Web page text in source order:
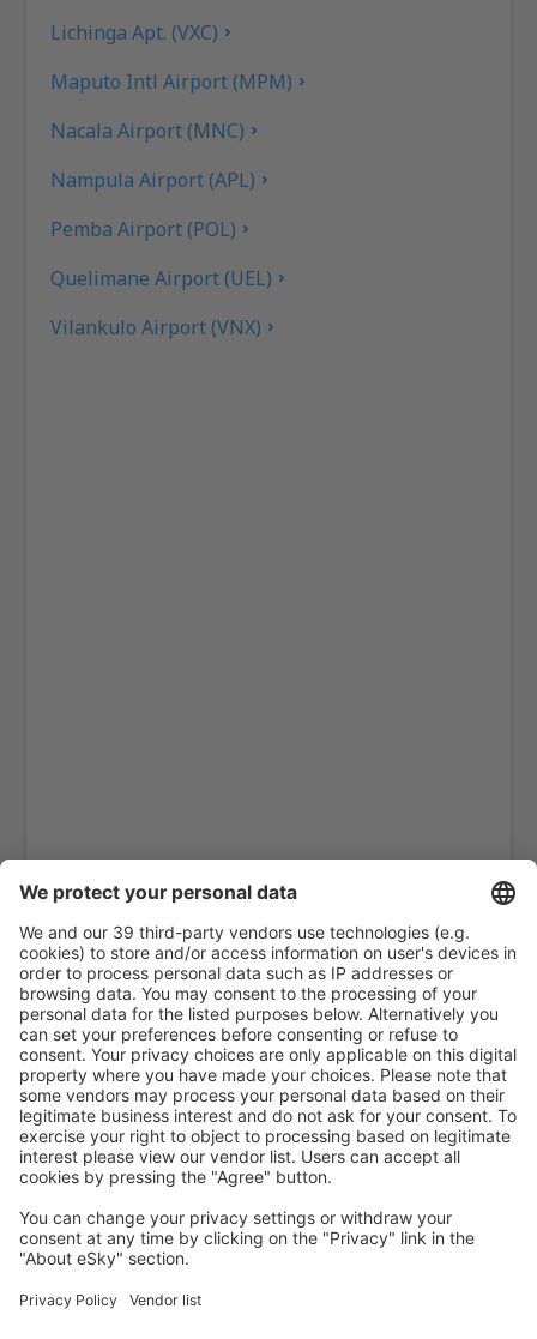
Lichinga Apt. (VXC)
Maputo Intl Airport (MPM)
Nacala Airport (MNC)
Nampula Airport (APL)
Pemba Airport (POL)
Quelimane Airport (UEL)
Vilankulo Airport (VNX)